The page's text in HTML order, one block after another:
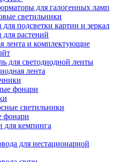
для галогенных ламп
светильники
подсветки картин и зеркал
растений
лента и комплектующие
для светодиодной ленты
лента
фонари
светильники
фонари
для кемпинга
для нестационарной